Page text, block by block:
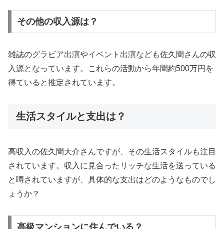
その他の収入源は？
雑誌のグラビア出演やイベント出演なども佐久間さんの収
入源となっています。これらの活動から年間約500万円を
得ていると推定されています。
生活スタイルと支出は？
高収入の佐久間大介さんですが、その生活スタイルも注目
されています。収入に見合ったリッチな生活を送っている
と噂されていますが、具体的な支出はどのようなものでし
ょうか？
高級マンションに住んでいる？